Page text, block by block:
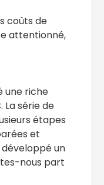
coûts de
attentionné,
une riche
série de
étapes
et
développé un
nous part